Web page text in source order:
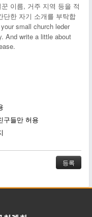
이름, 거주 지역 등을 적
단한 자기 소개를 부탁합
small church leder
And write a little about
구들만 허용